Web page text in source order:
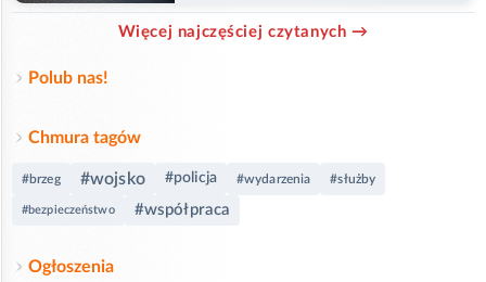
Więcej najczęściej czytanych →
Polub nas!
Chmura tagów
#brzeg #wojsko #policja #wydarzenia #służby
#bezpieczeństwo #współpraca
Ogłoszenia